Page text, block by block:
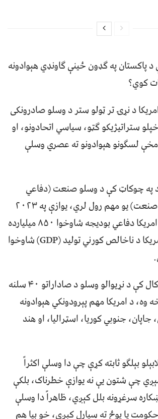
پاکستان په ګډون ځینې ګاونډي هېوادونه
کوي؟
د نړۍ تر ټولو ستر د وسلو صادرونکی
ستراتيژيکو ګټو، سياسي اتحادونو، او
مخې لسګونو هېوادونو ته عصري وسلې
په چوکاټ کې د وسلو صنعت (دفاعي
صنعت يا اسلحي صنعت) يو مهم رول لري، يوازې په ۲۰۲۳
مېلادي کال کې د امريکا دفاعي بوديجه شاوخوا ۸۵۰ ميليارده
ډالره وه، چې د امريکا د ناخالص کورني توليد (GDP) شاوخوا
په ۲۰۲۲ مېلادي کال کې د نړيوالو وسلو د صاداراتو ۴۰ سلنه
وه، د امريکا مهم پېرودونکي هېوادونه
جنوبي کوريا، اسټراليا، او هند
بېلګو ثابته کړې چې دا وسلې اکثراً
چې شتون يې نه يوازې خطرناک، بلکې
ښکاره سرغړونه بلل کېږي، ظاهراً دا وسلې
يا پوځ ته سپارل کېږي، خو بيا هم